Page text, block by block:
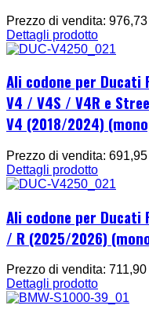
Prezzo di vendita:
Dettagli prodotto
Ali codone per Ducati
V4 / V4S / V4R e
V4 (2018/2024)
Prezzo di vendita:
Dettagli prodotto
Ali codone per Ducati
/ R (2025/2026)
Prezzo di vendita: 711,90
Dettagli prodotto